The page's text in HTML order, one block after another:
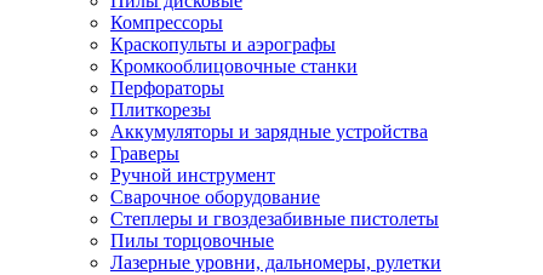
Компрессоры
Краскопульты и аэрографы
Кромкооблицовочные станки
Перфораторы
Плиткорезы
Аккумуляторы и зарядные устройства
Граверы
Ручной инструмент
Сварочное оборудование
Степлеры и гвоздезабивные пистолеты
Пилы торцовочные
Лазерные уровни, дальномеры, рулетки